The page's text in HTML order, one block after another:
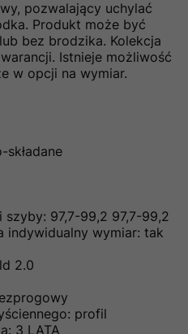
pozwalający uchylać
Produkt może być
bez brodzika. Kolekcja
Istnieje możliwość
w opcji na wymiar.
szyby: 97,7-99,2 97,7-99,2
indywidualny wymiar: tak
2.0
profil
3 LATA